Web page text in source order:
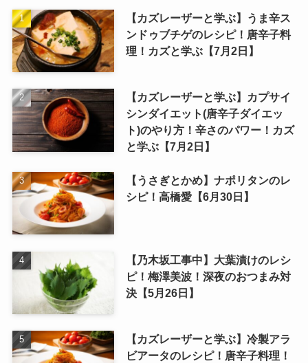
【カズレーザーと学ぶ】うま辛ス
ンドゥブチゲのレシピ！唐辛子料
理！カズと学ぶ【7月2日】
【カズレーザーと学ぶ】カプサイ
シンダイエット(唐辛子ダイエッ
ト)のやり方！辛さのパワー！カズ
と学ぶ【7月2日】
【うさぎとかめ】ナポリタンのレ
シピ！高橋愛【6月30日】
【乃木坂工事中】大葉漬けのレシ
ピ！梅澤美波！深夜のおつまみ対
決【5月26日】
【カズレーザーと学ぶ】冷製アラ
ビアータのレシピ！唐辛子料理！